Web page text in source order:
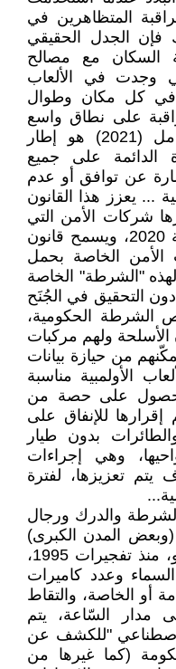
المتظاهرين في
فإن الجدل الحقيقي
السكان مع مصالح
وجدت في الألعاب
في كل مكان وطوال
على نطاق واسع
في فرنسا، فقانون الأمن الشامل (2021) هو إطار
الدائمة على جميع
عن توافق أو عدم
... يعزز هذا القانون
شركات الأمن التي
تُشغّل نحو 170 ألف شخص، سنة 2020، ويسمح قانون
الأمن الخاصة بحمل
لهذه "الشرطة" الخاصة
دون التحقيق في الجُنَح
الشرطة الحكومية،
ولهم مركبات
من حيازة بيانات
الأولمبية مناسبة
على حصة من
إقرارها للإنفاق على
بدون طيار
وهي إجراءات
تعزيزها، لفترة
والدرك ورجال
المدن الكبرى)
ومحطات القطار ومحطات المترو، منذ تفجيرات 1995،
وعدد كاميرات
أو الخاصة، والتقاط
مدار السّاعة، يتم
"للكشف عن
(كما غيرها من